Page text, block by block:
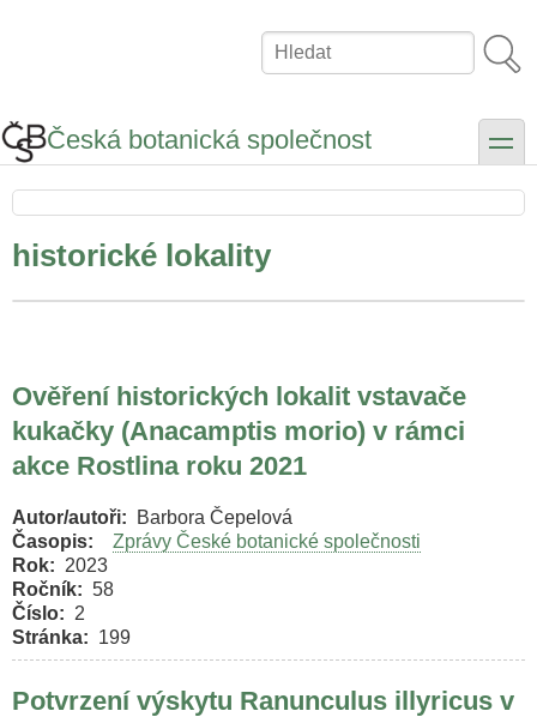
Hledat
Česká botanická společnost toggle
historické lokality
Ověření historických lokalit vstavače
kukačky (Anacamptis morio) v rámci
akce Rostlina roku 2021
Autor/autoři
Barbora Čepelová
Časopis
Zprávy České botanické společnosti
Rok
2023
Ročník
58
Číslo
2
Stránka
199
Potvrzení výskytu Ranunculus illyricus v